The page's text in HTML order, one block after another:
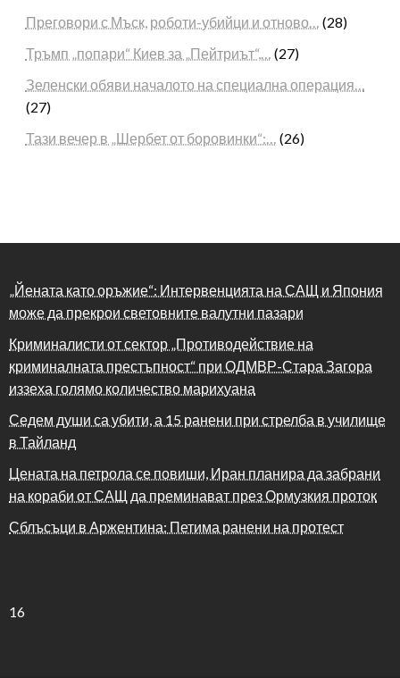
Преговори с Мъск, роботи-убийци и отново… (28)
Тръмп „попари“ Киев за „Пейтриът“,… (27)
Зеленски обяви началото на специална операция…
(27)
Тази вечер в „Шербет от боровинки“:… (26)
„Йената като оръжие“: Интервенцията на САЩ и Япония
може да прекрои световните валутни пазари
Криминалисти от сектор „Противодействие на
криминалната престъпност“ при ОДМВР-Стара Загора
иззеха голямо количество марихуана
Седем души са убити, а 15 ранени при стрелба в училище
в Тайланд
Цената на петрола се повиши, Иран планира да забрани
на кораби от САЩ да преминават през Ормузкия проток
Сблъсъци в Аржентина: Петима ранени на протест
16